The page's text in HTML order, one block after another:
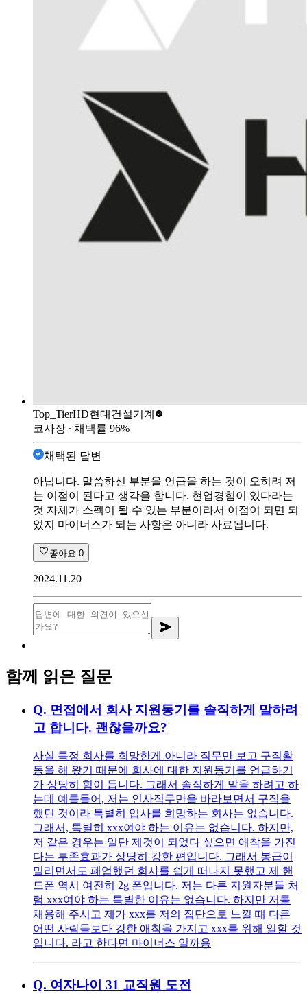
Top_TierHD현대건설기계
코사장 ∙ 채택률 96%
채택된 답변
아닙니다. 말씀하신 부분을 언급을 하는 것이 오히려 저
는 이점이 된다고 생각을 합니다. 현업경험이 있다라는
것 자체가 스펙이 될 수 있는 부분이라서 이점이 되면 되
었지 마이너스가 되는 사항은 아니라 사료됩니다.
좋아요 0
2024.11.20
함께 읽은 질문
Q. 면접에서 회사 지원동기를 솔직하게 말하려
고 합니다. 괜찮을까요?
사실 특정 회사를 희망한게 아니라 직무만 보고 구직활
동을 해 왔기 때문에 회사에 대한 지원동기를 언급하기
가 상당히 힘이 듭니다. 그래서 솔직하게 말을 하려고 하
는데 예를들어, 저는 인사직무만을 바라보면서 구직을
했던 것이라 특별히 입사를 희망하는 회사는 없습니다.
그래서, 특별히 xxx여야 하는 이유는 없습니다. 하지만,
저 같은 경우는 일단 제것이 되었다 싶으면 애착을 가진
다는 부존효과가 상당히 강한 편입니다. 그래서 봉급이
밀리면서도 폐업했던 회사를 쉽게 떠나지 못했고 제 핸
드폰 역시 여전히 2g 폰입니다. 저는 다른 지원자분들 처
럼 xxx여야 하는 특별한 이유는 없습니다. 하지만 저를
채용해 주시고 제가 xxx를 저의 집단으로 느낄 때 다른
어떤 사람들보다 강한 애착을 가지고 xxx를 위해 일할 것
입니다. 라고 한다면 마이너스 일까용
Q. 여자나이 31 교직원 도전